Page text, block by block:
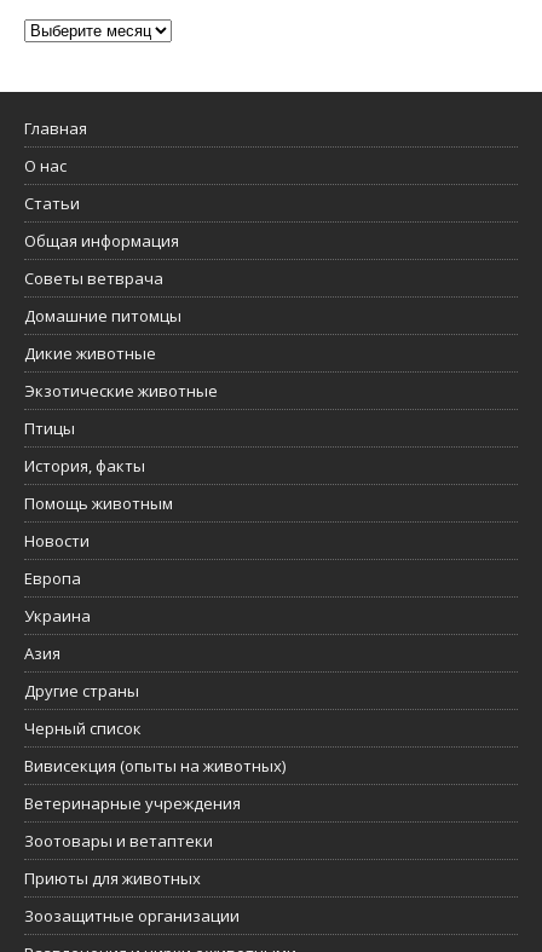
Главная
О нас
Статьи
Общая информация
Советы ветврача
Домашние питомцы
Дикие животные
Экзотические животные
Птицы
История, факты
Помощь животным
Новости
Европа
Украина
Азия
Другие страны
Черный список
Вивисекция (опыты на животных)
Ветеринарные учреждения
Зоотовары и ветаптеки
Приюты для животных
Зоозащитные организации